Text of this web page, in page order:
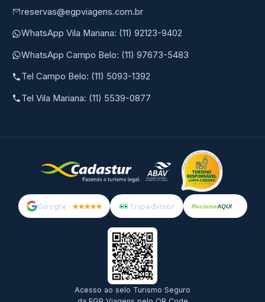
reservas@egpviagens.com.br
WhatsApp Vila Mariana: (11) 92123-9402
WhatsApp Campo Belo: (11) 97673-5483
Tel Campo Belo: (11) 5093-1392
Tel Vila Mariana: (11) 5539-0877
Google · ★★★★★ Tripadvisor ReclameAQUI
Acesso ao selo Turismo Seguro